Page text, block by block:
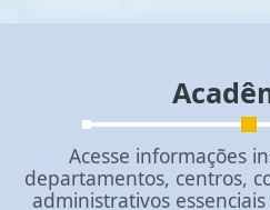
Acesse informações
departamentos, centros,
administrativos